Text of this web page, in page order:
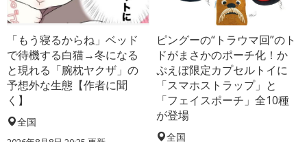
「もう寝るからね」ベッド
で待機する白猫→冬になる
と現れる「腕枕ヤクザ」の
予想外な生態【作者に聞
く】
全国
ピングーの“トラウマ回”のト
ドがまさかのポーチ化！か
ぷえぼ限定カプセルトイに
「スマホストラップ」と
「フェイスポーチ」全10種
が登場
全国